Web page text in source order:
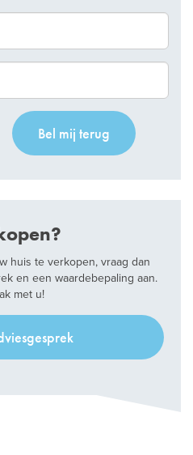
Bel mij terug
huis te verkopen, vraag dan
en een waardebepaling aan.
met u!